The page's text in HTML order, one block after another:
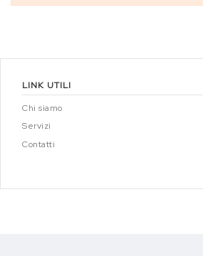
LINK UTILI
Chi siamo
Servizi
Contatti